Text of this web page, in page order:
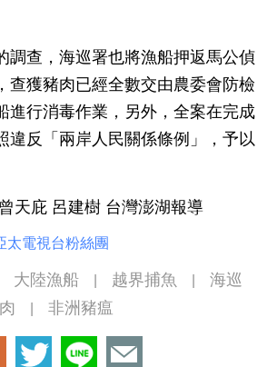
調查，海巡署也將漁船押返馬公偵
查獲豬肉已經全數交由農委會防檢
進行消毒作業，另外，全案在完成
違反「兩岸人民關係條例」，予以
天庇 呂建樹 台灣澎湖報導
太電視台粉絲團
大陸漁船 越界捕魚
海巡
非洲豬瘟